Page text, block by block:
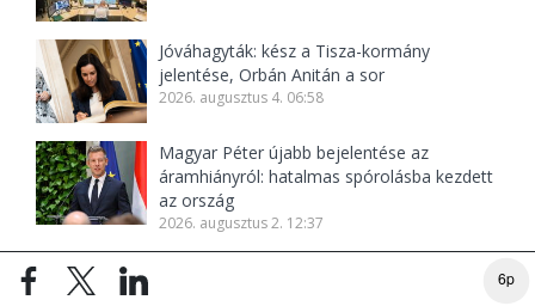
6p
Jóváhagyták: kész a Tisza-kormány
jelentése, Orbán Anitán a sor
2026. augusztus 4. 06:58
Magyar Péter újabb bejelentése az
áramhiányról: hatalmas spórolásba kezdett
az ország
2026. augusztus 2. 12:37